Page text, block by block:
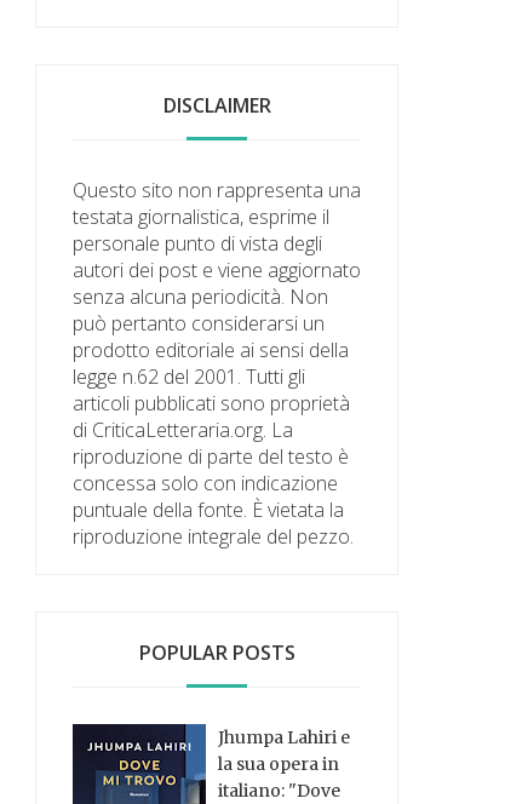
DISCLAIMER
Questo sito non rappresenta una
testata giornalistica, esprime il
personale punto di vista degli
autori dei post e viene aggiornato
senza alcuna periodicità. Non
può pertanto considerarsi un
prodotto editoriale ai sensi della
legge n.62 del 2001. Tutti gli
articoli pubblicati sono proprietà
di CriticaLetteraria.org. La
riproduzione di parte del testo è
concessa solo con indicazione
puntuale della fonte. È vietata la
riproduzione integrale del pezzo.
POPULAR POSTS
Jhumpa Lahiri e
la sua opera in
italiano: "Dove